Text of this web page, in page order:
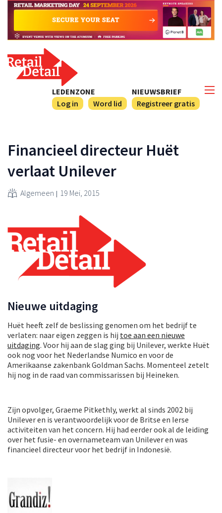
NIEUWSBRIEF
Registreer gratis
LEDENZONE
Log in
Word lid
Financieel directeur Huët
verlaat Unilever
Algemeen 19 Mei, 2015
Nieuwe uitdaging
Huët heeft zelf de beslissing genomen om het bedrijf te
verlaten: naar eigen zeggen is hij toe aan een nieuwe
uitdaging. Voor hij aan de slag ging bij Unilever, werkte Huët
ook nog voor het Nederlandse Numico en voor de
Amerikaanse zakenbank Goldman Sachs. Momenteel zetelt
hij nog in de raad van commissarissen bij Heineken.
Zijn opvolger, Graeme Pitkethly, werkt al sinds 2002 bij
Unilever en is verantwoordelijk voor de Britse en Ierse
activiteiten van het concern. Hij had eerder ook al de leiding
over het fusie- en overnameteam van Unilever en was
financieel directeur voor het bedrijf in Indonesië.